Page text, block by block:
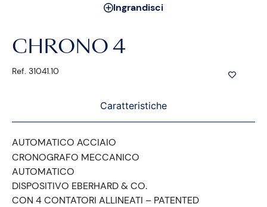
Ingrandisci
CHRONO 4
Ref. 31041.10
Caratteristiche
AUTOMATICO ACCIAIO
CRONOGRAFO MECCANICO
AUTOMATICO
DISPOSITIVO EBERHARD & CO.
CON 4 CONTATORI ALLINEATI – PATENTED